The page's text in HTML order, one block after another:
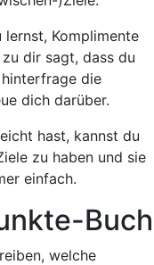
lernst, Komplimente
dir sagt, dass du
die
dich darüber.
hast, kannst du
zu haben und sie
einfach.
Buch
welche